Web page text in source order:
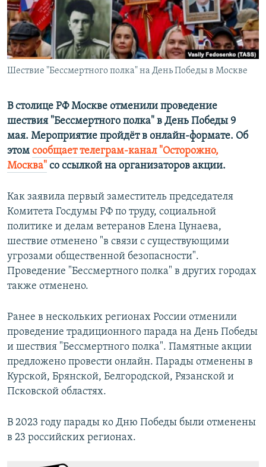
ПОБЕДИТЕЛЕЙ НЕ СУДЯТ?
КРЫМ.НЕПОКОРЕННЫЙ
ELIFBE
УКРАИНСКАЯ ПРОБЛЕМА КРЫМА
ПРИСОЕДИНЯЙТЕСЬ!
Шествие "Бессмертного полка" на День Победы в Москве
В столице РФ Москве отменили проведение
шествия "Бессмертного полка" в День Победы 9
мая. Мероприятие пройдёт в онлайн-формате. Об
этом сообщает телеграм-канал "Осторожно,
Москва" со ссылкой на организаторов акции.
Как заявила первый заместитель председателя
Комитета Госдумы РФ по труду, социальной
политике и делам ветеранов Елена Цунаева,
шествие отменено "в связи с существующими
угрозами общественной безопасности".
Проведение "Бессмертного полка" в других городах
также отменено.
Ранее в нескольких регионах России отменили
проведение традиционного парада на День Победы
и шествия "Бессмертного полка". Памятные акции
предложено провести онлайн. Парады отменены в
Курской, Брянской, Белгородской, Рязанской и
Псковской областях.
В 2023 году парады ко Дню Победы были отменены
в 23 российских регионах.